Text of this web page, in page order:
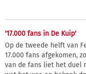
'17.000 fans in De Kuip'
Op de tweede helft van
17.000 fans afgekomen,
van de fans liet het duel